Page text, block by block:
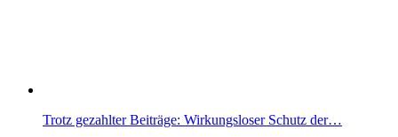
Trotz gezahlter Beiträge: Wirkungsloser Schutz der…